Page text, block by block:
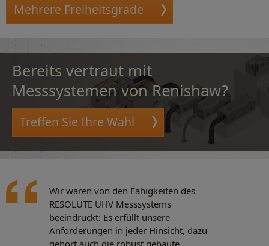
Mehrere Freiheitsgrade
Bereits vertraut mit
Messsystemen von Renishaw?
Treffen Sie Ihre Wahl
Wir waren von den Fähigkeiten des
RESOLUTE UHV Messsystems
beeindruckt: Es erfüllt unsere
Anforderungen in jeder Hinsicht, dazu
gehört auch die robust gebaute